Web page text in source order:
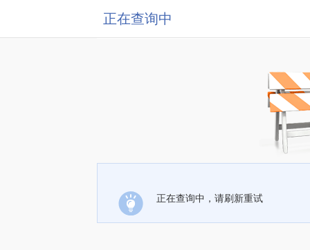
正在查询中
正在查询中，请刷新重试